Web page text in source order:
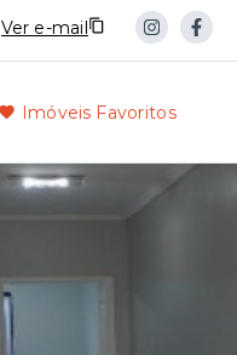
Ver e-mail
Imóveis Favoritos